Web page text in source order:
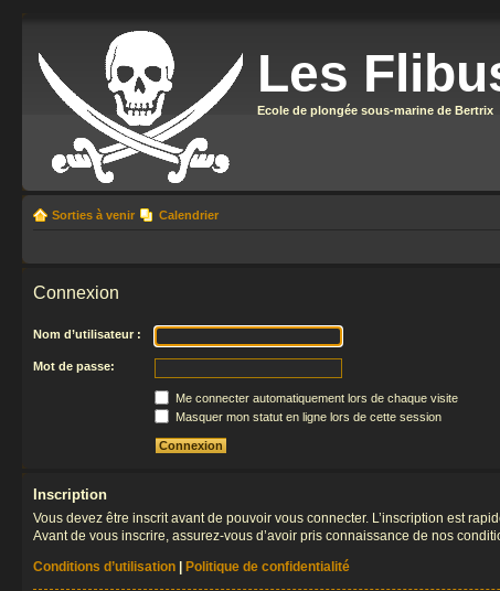
Les
Ecole de plongée sous-marine de Bertrix
Sorties à venir Calendrier
Connexion
Nom d’utilisateur :
Mot de passe:
Me connecter automatiquement lors de chaque visite
Masquer mon statut en ligne lors de cette session
Inscription
Vous devez être inscrit avant de pouvoir vous connecter. L’inscription est
Avant de vous inscrire, assurez-vous d’avoir pris connaissance de nos
Conditions d’utilisation
Politique de confidentialité